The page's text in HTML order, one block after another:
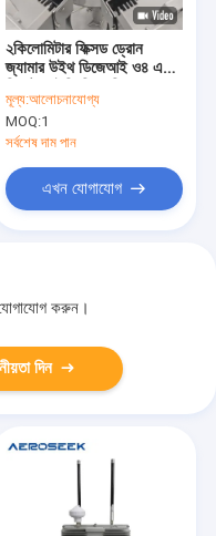
২কিলোমিটার ফিক্সড ড্রোন
জ্যামার উইথ ডিজেআই ও৪ এবং
মূল্য:আলোচনাযোগ্য
MOQ:1
সর্বশেষ দাম পান
এখন যোগাযোগ
করুন।
দিন